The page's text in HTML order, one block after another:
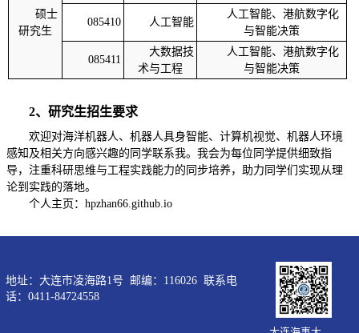
硕士
研究生
085410 人工智能
人工智能、港航数字化
与智能决策
085411
大数据技
术与工程
人工智能、港航数字化
与智能决策
2、研究生招生要求
欢迎对海洋机器人、机器人具身智能、计算机视觉、机器人环境
感知及相关方向感兴趣的同学联系我。我会为每位同学提供细致指
导，注重科研思维与工程实践能力的同步培养，助力同学们实现从理
论到实践的落地。
个人主页：hpzhan66.github.io
地址：大连市凌海路1号 邮编：116026 联系电
话：0411-84724558